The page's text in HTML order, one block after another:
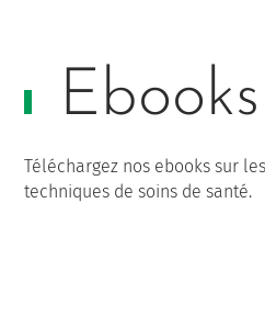
Ebooks
Téléchargez nos ebooks sur
techniques de soins de santé.